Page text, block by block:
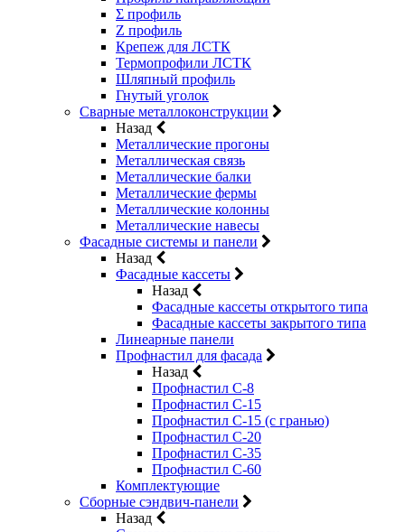
Σ профиль
Z профиль
Крепеж для ЛСТК
Термопрофили ЛСТК
Шляпный профиль
Гнутый уголок
Сварные металлоконструкции
Назад
Металлические прогоны
Металлическая связь
Металлические балки
Металлические фермы
Металлические колонны
Металлические навесы
Фасадные системы и панели
Назад
Фасадные кассеты
Назад
Фасадные кассеты открытого типа
Фасадные кассеты закрытого типа
Линеарные панели
Профнастил для фасада
Назад
Профнастил С-8
Профнастил С-15
Профнастил С-15 (с гранью)
Профнастил С-20
Профнастил С-35
Профнастил С-60
Комплектующие
Сборные сэндвич-панели
Назад